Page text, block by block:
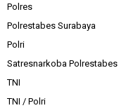
Polres
Polrestabes Surabaya
Polri
Satresnarkoba Polrestabes
TNI
TNI / Polri